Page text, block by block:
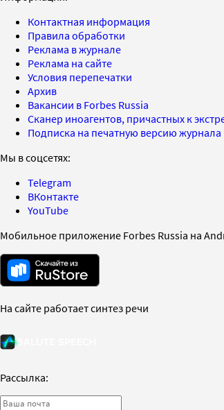
Контактная информация
Правила обработки
Реклама в журнале
Реклама на сайте
Условия перепечатки
Архив
Вакансии в Forbes Russia
Сканер иноагентов, причастных к
Подписка на печатную версию журнала
Мы в соцсетях:
Telegram
ВКонтакте
YouTube
Мобильное приложение Forbes Russia на
На сайте работает синтез речи
Рассылка: